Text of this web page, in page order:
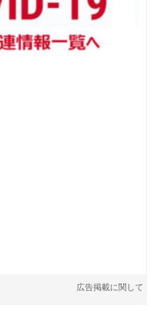
広告掲載に関して